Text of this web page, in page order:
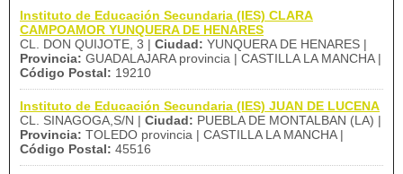
Instituto de Educación Secundaria (IES) CLARA
CAMPOAMOR YUNQUERA DE HENARES
CL. DON QUIJOTE, 3 | Ciudad: YUNQUERA DE HENARES |
Provincia: GUADALAJARA provincia | CASTILLA LA MANCHA |
Código Postal: 19210
Instituto de Educación Secundaria (IES) JUAN DE LUCENA
CL. SINAGOGA,S/N | Ciudad: PUEBLA DE MONTALBAN (LA) |
Provincia: TOLEDO provincia | CASTILLA LA MANCHA |
Código Postal: 45516